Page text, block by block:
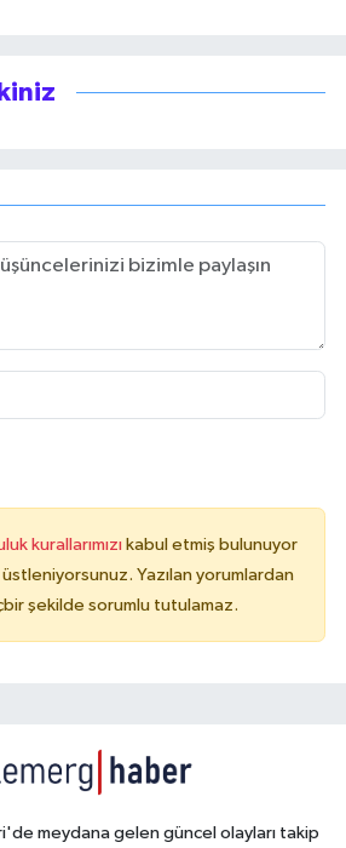
kurallarımızı kabul etmiş bulunuyor
Yazılan yorumlardan
şekilde sorumlu tutulamaz.
meydana gelen güncel olayları takip